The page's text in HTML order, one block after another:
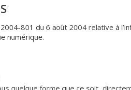
801 du 6 août 2004 relative à
numérique.